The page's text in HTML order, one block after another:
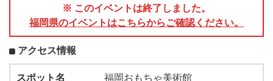
※ このイベントは終了しました。
福岡県のイベントはこちらからご確認ください。
アクセス情報
スポット名
福岡おもちゃ美術館